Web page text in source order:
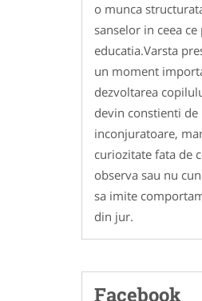
o munca
sanselor in ceea
educatia.Varsta
un moment
dezvoltarea
devin constienti de
inconjuratoare,
curiozitate fata de
observa sau nu
sa imite
din jur.
Facebook